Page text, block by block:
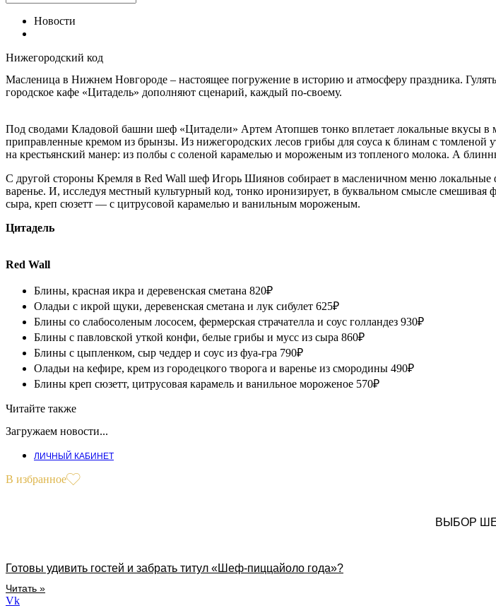
Новости
Нижегородский код
Масленица в Нижнем Новгороде – настоящее погружение в историю и атмосферу праздника.
городское кафе «Цитадель» дополняют сценарий, каждый по-своему.
Под сводами Кладовой башни шеф «Цитадели» Артем Атопшев тонко вплетает локальные вкусы
приправленные кремом из брынзы. Из нижегородских лесов грибы для соуса к блинам с
на крестьянский манер: из полбы с соленой карамелью и мороженым из топленого молока. А
С другой стороны Кремля в Red Wall шеф Игорь Шиянов собирает в масленичном меню
варенье. И, исследуя местный культурный код, тонко иронизирует, в буквальном смысле
сыра, креп сюзетт — с цитрусовой карамелью и ванильным мороженым.
Цитадель
Red Wall
Блины, красная икра и деревенская сметана 820₽
Оладьи с икрой щуки, деревенская сметана и лук сибулет 625₽
Блины со слабосоленым лососем, фермерская страчателла и соус голландез 930₽
Блины с павловской уткой конфи, белые грибы и мусс из сыра 860₽
Блины с цыпленком, сыр чеддер и соус из фуа-гра 790₽
Оладьи на кефире, крем из городецкого творога и варенье из смородины 490₽
Блины креп сюзетт, цитрусовая карамель и ванильное мороженое 570₽
Читайте также
Загружаем новости...
ЛИЧНЫЙ КАБИНЕТ
В избранное
ВЫБОР
Готовы удивить гостей и забрать титул «Шеф-пиццайоло года»?
Читать »
Vk